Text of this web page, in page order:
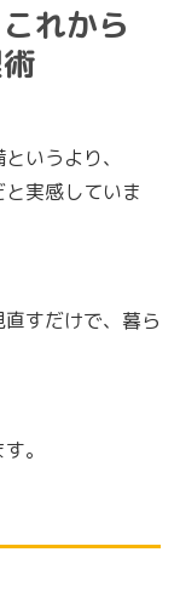
れから
いうより、
と実感していま
すだけで、暮ら
。